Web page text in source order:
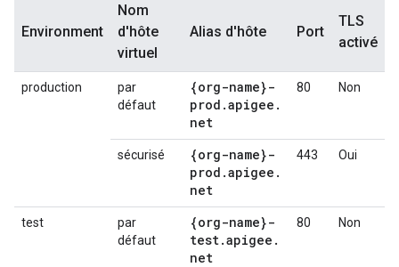
Environment
Nom
d'hôte
virtuel
Alias d'hôte Port
TLS
activé
production
par
défaut
{org-name}-
prod .apigee .
net
80 Non
sécurisé
{org-name}-
prod .apigee .
net
443 Oui
test
par
défaut
{org-name}-
test.apigee .
net
80 Non